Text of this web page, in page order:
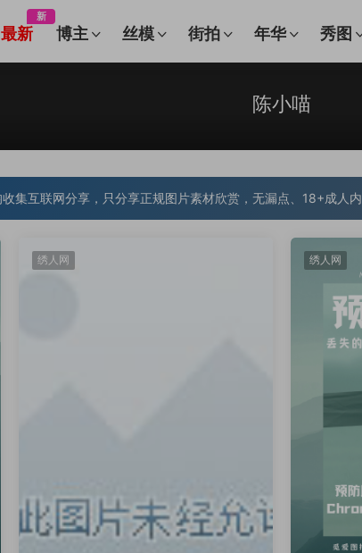
最新
新
博主 丝模 街拍 年华 秀图
陈小喵
集互联网分享，只分享正规图片素材欣赏，无漏点、18+成人
绣人网 绣人网